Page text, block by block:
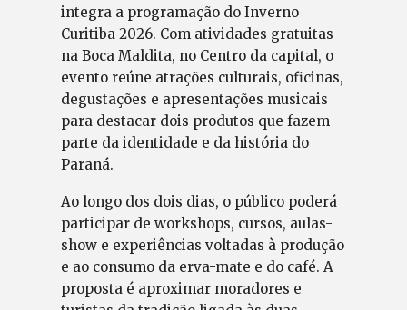
integra a programação do Inverno
Curitiba 2026. Com atividades gratuitas
na Boca Maldita, no Centro da capital, o
evento reúne atrações culturais, oficinas,
degustações e apresentações musicais
para destacar dois produtos que fazem
parte da identidade e da história do
Paraná.
Ao longo dos dois dias, o público poderá
participar de workshops, cursos, aulas-
show e experiências voltadas à produção
e ao consumo da erva-mate e do café. A
proposta é aproximar moradores e